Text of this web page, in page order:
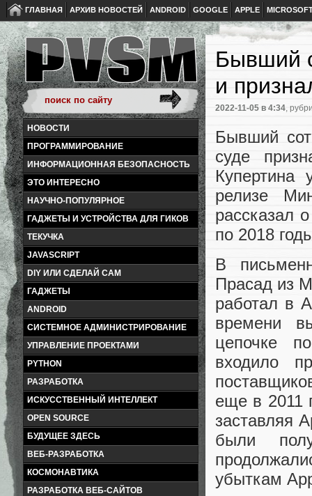
ГЛАВНАЯ АРХИВ НОВОСТЕЙ ANDROID GOOGLE APPLE
НОВОСТИ
ПРОГРАММИРОВАНИЕ
ИНФОРМАЦИОННАЯ БЕЗОПАСНОСТЬ
ЭТО ИНТЕРЕСНО
НАУЧНО-ПОПУЛЯРНОЕ
ГАДЖЕТЫ И УСТРОЙСТВА ДЛЯ ГИКОВ
ТЕКУЧКА
JAVASCRIPT
DIY ИЛИ СДЕЛАЙ САМ
ГАДЖЕТЫ
ANDROID
СИСТЕМНОЕ АДМИНИСТРИРОВАНИЕ
УПРАВЛЕНИЕ ПРОЕКТАМИ
PYTHON
РАЗРАБОТКА
ИСКУССТВЕННЫЙ ИНТЕЛЛЕКТ
OPEN SOURCE
БУДУЩЕЕ ЗДЕСЬ
ВЕБ-РАЗРАБОТКА
КОСМОНАВТИКА
РАЗРАБОТКА ВЕБ-САЙТОВ
Бывший
и
2022-11-05 в 4:34,
Бывший
суде
релизе
рассказал
по 2018
В
Прасад из
работал в
времени
цепочке
входило
еще в 2011
заставляя
были
убыткам